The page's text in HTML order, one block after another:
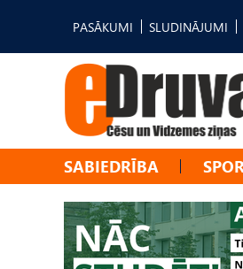
PASĀKUMI SLUDINĀJUMI
SABIEDRĪBA